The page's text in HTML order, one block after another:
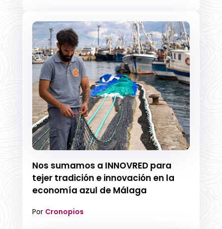
Nos sumamos a INNOVRED para
tejer tradición e innovación en la
economía azul de Málaga
Por Cronopios